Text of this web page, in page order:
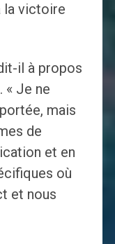
la victoire
il à propos
« Je ne
mais
de
et en
où
et nous